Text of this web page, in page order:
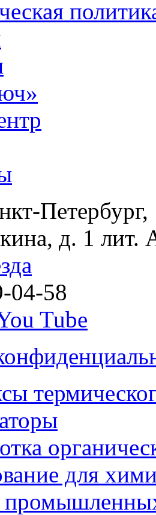
Петербург,
д. 1 лит.
04-58
Tube
для